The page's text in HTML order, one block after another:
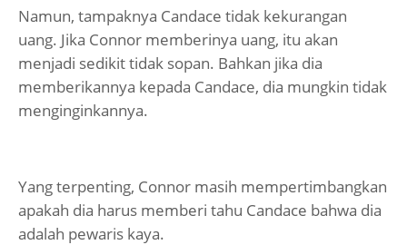
Namun, tampaknya Candace tidak kekurangan
uang. Jika Connor memberinya uang, itu akan
menjadi sedikit tidak sopan. Bahkan jika dia
memberikannya kepada Candace, dia mungkin tidak
menginginkannya.
Yang terpenting, Connor masih mempertimbangkan
apakah dia harus memberi tahu Candace bahwa dia
adalah pewaris kaya.